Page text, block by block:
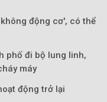
động cơ', có thể
phố đi bộ lung linh,
máy
động trở lại